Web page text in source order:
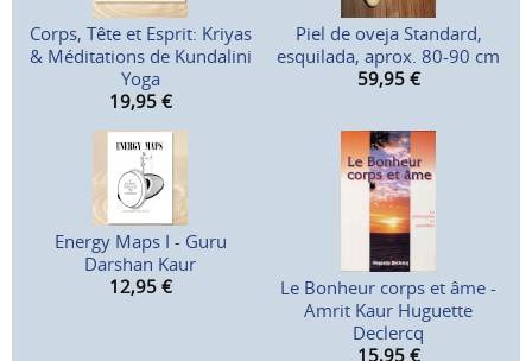
Corps, Tête et Esprit: Kriyas
& Méditations de Kundalini
Yoga
19,95 €
Piel de oveja Standard,
esquilada, aprox. 80-90 cm
59,95 €
Energy Maps I - Guru
Darshan Kaur
12,95 €
Le Bonheur corps et âme -
Amrit Kaur Huguette
Declercq
15,95 €